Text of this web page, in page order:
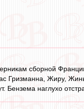
сборной
Гризманна, Жиру,
Бензема наглухо